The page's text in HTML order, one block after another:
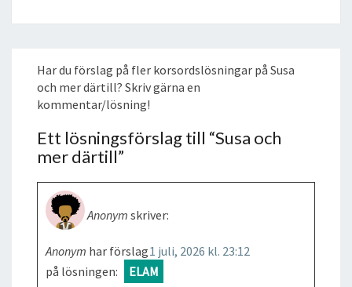
Har du förslag på fler korsordslösningar på Susa
och mer därtill? Skriv gärna en
kommentar/lösning!
Ett lösningsförslag till “Susa och
mer därtill”
Anonym skriver:
1 juli, 2026 kl. 23:12
Anonym har förslag
på lösningen:
ELAM